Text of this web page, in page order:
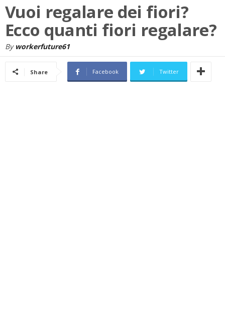
Vuoi regalare dei fiori?
Ecco quanti fiori regalare?
By workerfuture61
Share Facebook Twitter